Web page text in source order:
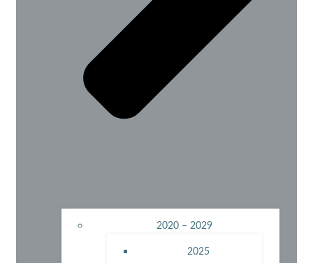
2020 – 2029
2025